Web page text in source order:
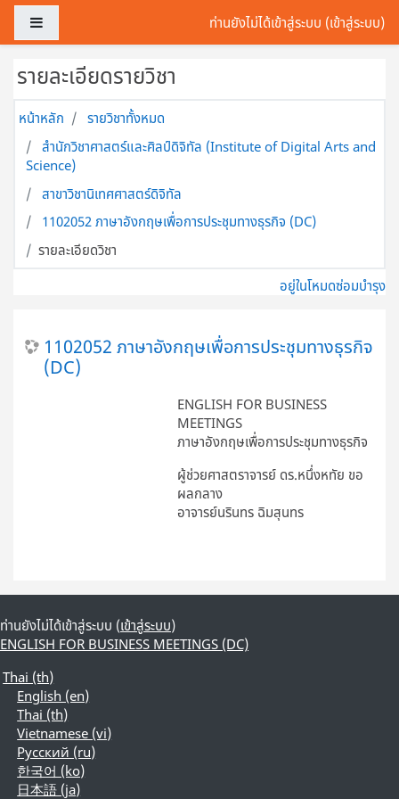
ข้ามไปที่เนื้อหาหลัก
ท่านยังไม่ได้เข้าสู่ระบบ (เข้าสู่ระบบ)
รายละเอียดรายวิชา
หน้าหลัก
รายวิชาทั้งหมด
สำนักวิชาศาสตร์และศิลป์ดิจิทัล (Institute of Digital Arts and
Science)
สาขาวิชานิเทศศาสตร์ดิจิทัล
1102052 ภาษาอังกฤษเพื่อการประชุมทางธุรกิจ (DC)
รายละเอียดวิชา
อยู่ในโหมดซ่อมบำรุง
1102052 ภาษาอังกฤษเพื่อการประชุมทางธุรกิจ
(DC)
ENGLISH FOR BUSINESS
MEETINGS
ภาษาอังกฤษเพื่อการประชุมทางธุรกิจ
ผู้ช่วยศาสตราจารย์ ดร.หนึ่งหทัย ขอ
ผลกลาง
อาจารย์นรินทร ฉิมสุนทร
ท่านยังไม่ได้เข้าสู่ระบบ (เข้าสู่ระบบ)
ENGLISH FOR BUSINESS MEETINGS (DC)
Thai ‎(th)‎
English ‎(en)‎
Thai ‎(th)‎
Vietnamese ‎(vi)‎
Русский ‎(ru)‎
한국어 ‎(ko)‎
日本語 ‎(ja)‎